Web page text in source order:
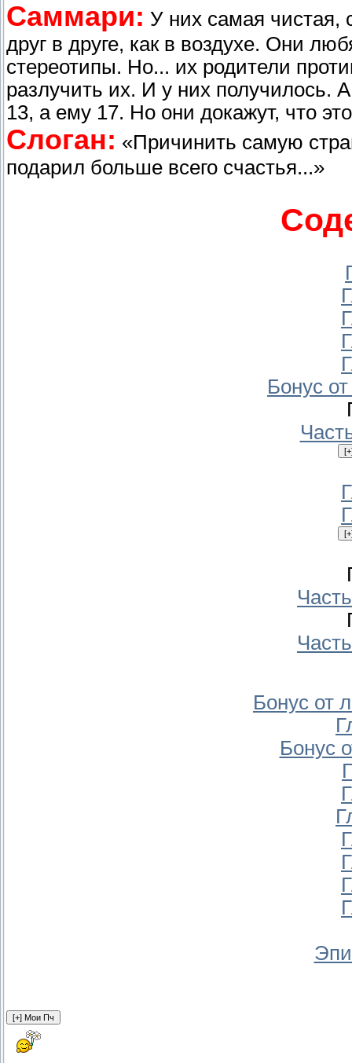
Саммари: У них самая
друг в друге, как в воздухе. Они
стереотипы. Но... их родители
разлучить их. И у них получилось.
13, а ему 17. Но они докажут, что
Слоган: «Причинить самую
подарил больше всего счастья...»
Бонус
Бонус от
Бонус